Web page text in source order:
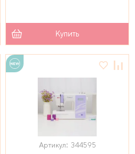
Купить
Артикул: 344595